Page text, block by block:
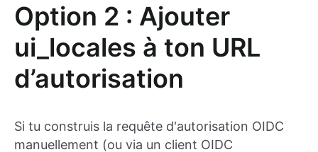
Option 2 : Ajouter
ui_locales à ton URL
d’autorisation
Si tu construis la requête d'autorisation OIDC
manuellement (ou via un client OIDC